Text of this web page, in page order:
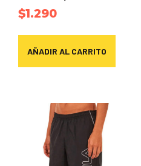
$1.290
AÑADIR AL CARRITO